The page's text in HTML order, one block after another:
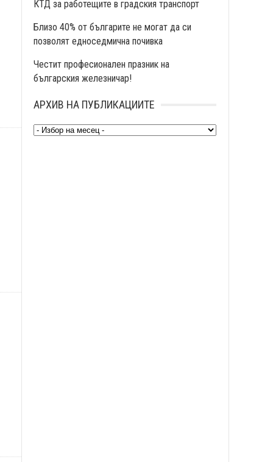
КТД за работещите в градския транспорт
Близо 40% от българите не могат да си
позволят едноседмична почивка
Честит професионален празник на
българския железничар!
АРХИВ НА ПУБЛИКАЦИИТЕ
Архив